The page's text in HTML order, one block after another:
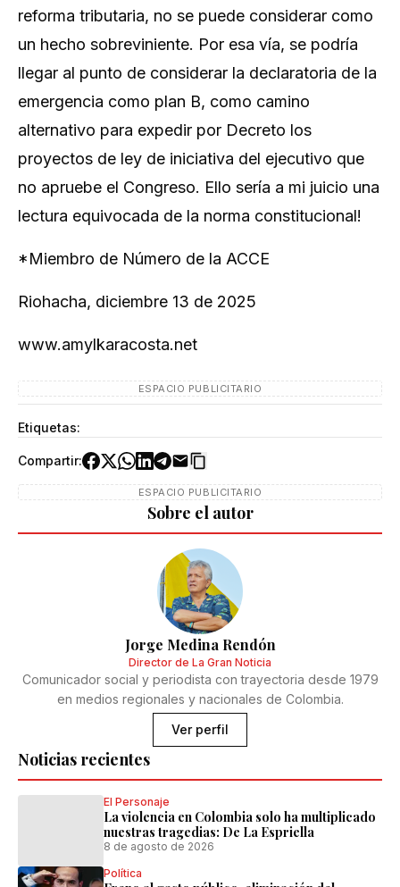
reforma tributaria, no se puede considerar como
un hecho sobreviniente. Por esa vía, se podría
llegar al punto de considerar la declaratoria de la
emergencia como plan B, como camino
alternativo para expedir por Decreto los
proyectos de ley de iniciativa del ejecutivo que
no apruebe el Congreso. Ello sería a mi juicio una
lectura equivocada de la norma constitucional!
*Miembro de Número de la ACCE
Riohacha, diciembre 13 de 2025
www.amylkaracosta.net
ESPACIO PUBLICITARIO
Etiquetas:
Compartir:
ESPACIO PUBLICITARIO
Noticias recientes
El Personaje
La violencia en Colombia solo ha multiplicado
nuestras tragedias: De La Espriella
8 de agosto de 2026
Política
Sobre el autor
Jorge Medina Rendón
Director de La Gran Noticia
Comunicador social y periodista con trayectoria desde 1979
en medios regionales y nacionales de Colombia.
Ver perfil